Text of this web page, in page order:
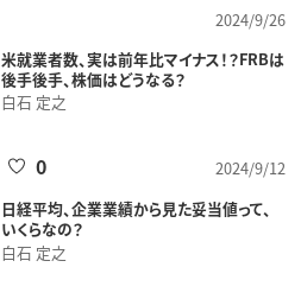
2024/9/26
米就業者数、実は前年比マイナス！？FRBは
後手後手、株価はどうなる？
白石 定之
2024/9/12
0
日経平均、企業業績から見た妥当値って、
いくらなの？
白石 定之